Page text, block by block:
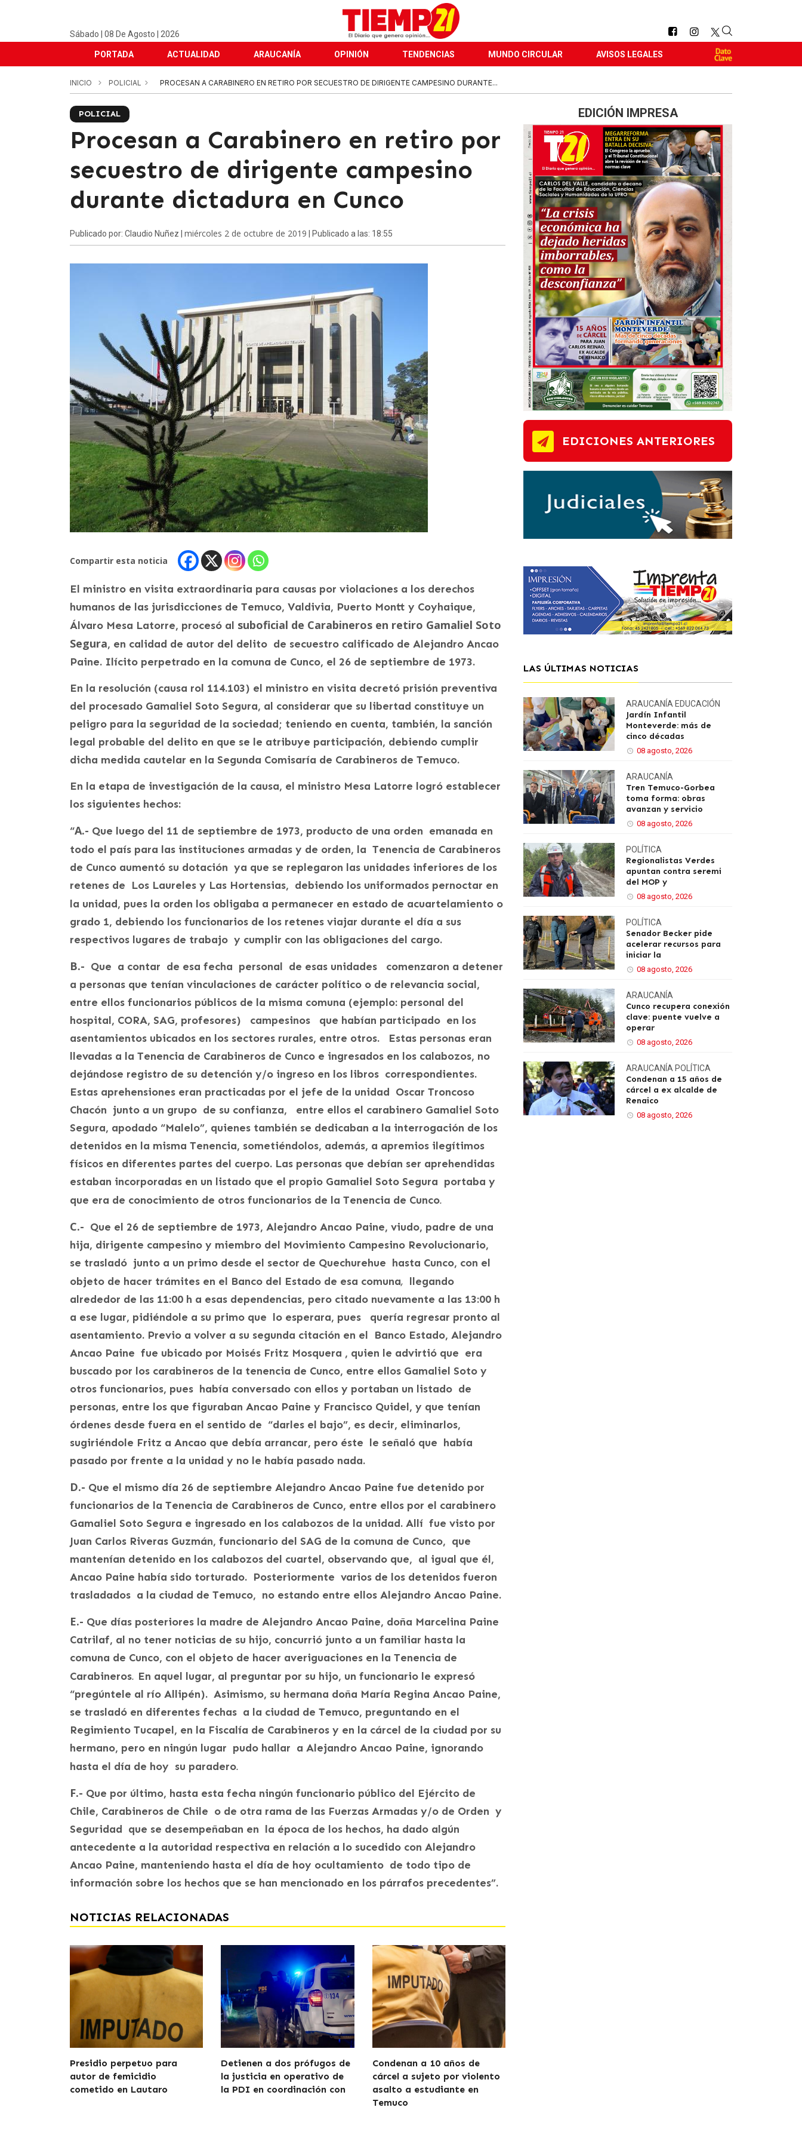
Sábado | 08 De Agosto | 2026
PORTADA ACTUALIDAD ARAUCANÍA OPINIÓN TENDENCIAS MUNDO CIRCULAR AVISOS LEGALES
INICIO POLICIAL PROCESAN A CARABINERO EN RETIRO POR SECUESTRO DE DIRIGENTE CAMPESINO DURANTE...
POLICIAL
Procesan a Carabinero en retiro por
secuestro de dirigente campesino
durante dictadura en Cunco
Publicado por: Claudio Nuñez | miércoles 2 de octubre de 2019 | Publicado a las: 18:55
Compartir esta noticia
El ministro en visita extraordinaria para causas por violaciones a los derechos
humanos de las jurisdicciones de Temuco, Valdivia, Puerto Montt y Coyhaique,
Álvaro Mesa Latorre, procesó al suboficial de Carabineros en retiro Gamaliel Soto
Segura, en calidad de autor del delito de secuestro calificado de Alejandro Ancao
Paine. Ilícito perpetrado en la comuna de Cunco, el 26 de septiembre de 1973.
En la resolución (causa rol 114.103) el ministro en visita decretó prisión preventiva
del procesado Gamaliel Soto Segura, al considerar que su libertad constituye un
peligro para la seguridad de la sociedad; teniendo en cuenta, también, la sanción
legal probable del delito en que se le atribuye participación, debiendo cumplir
dicha medida cautelar en la Segunda Comisaría de Carabineros de Temuco.
En la etapa de investigación de la causa, el ministro Mesa Latorre logró establecer
los siguientes hechos:
“A.- Que luego del 11 de septiembre de 1973, producto de una orden emanada en
todo el país para las instituciones armadas y de orden, la Tenencia de Carabineros
de Cunco aumentó su dotación ya que se replegaron las unidades inferiores de los
retenes de Los Laureles y Las Hortensias, debiendo los uniformados pernoctar en
la unidad, pues la orden los obligaba a permanecer en estado de acuartelamiento o
grado 1, debiendo los funcionarios de los retenes viajar durante el día a sus
respectivos lugares de trabajo y cumplir con las obligaciones del cargo.
B.- Que a contar de esa fecha personal de esas unidades comenzaron a detener
a personas que tenían vinculaciones de carácter político o de relevancia social,
entre ellos funcionarios públicos de la misma comuna (ejemplo: personal del
hospital, CORA, SAG, profesores) campesinos que habían participado en los
asentamientos ubicados en los sectores rurales, entre otros. Estas personas eran
llevadas a la Tenencia de Carabineros de Cunco e ingresados en los calabozos, no
dejándose registro de su detención y/o ingreso en los libros correspondientes.
Estas aprehensiones eran practicadas por el jefe de la unidad Oscar Troncoso
Chacón junto a un grupo de su confianza, entre ellos el carabinero Gamaliel Soto
Segura, apodado “Malelo”, quienes también se dedicaban a la interrogación de los
detenidos en la misma Tenencia, sometiéndolos, además, a apremios ilegítimos
físicos en diferentes partes del cuerpo. Las personas que debían ser aprehendidas
estaban incorporadas en un listado que el propio Gamaliel Soto Segura portaba y
que era de conocimiento de otros funcionarios de la Tenencia de Cunco.
C.- Que el 26 de septiembre de 1973, Alejandro Ancao Paine, viudo, padre de una
hija, dirigente campesino y miembro del Movimiento Campesino Revolucionario,
se trasladó junto a un primo desde el sector de Quechurehue hasta Cunco, con el
objeto de hacer trámites en el Banco del Estado de esa comuna, llegando
alrededor de las 11:00 h a esas dependencias, pero citado nuevamente a las 13:00 h
a ese lugar, pidiéndole a su primo que lo esperara, pues quería regresar pronto al
asentamiento. Previo a volver a su segunda citación en el Banco Estado, Alejandro
Ancao Paine fue ubicado por Moisés Fritz Mosquera , quien le advirtió que era
buscado por los carabineros de la tenencia de Cunco, entre ellos Gamaliel Soto y
otros funcionarios, pues había conversado con ellos y portaban un listado de
personas, entre los que figuraban Ancao Paine y Francisco Quidel, y que tenían
órdenes desde fuera en el sentido de “darles el bajo”, es decir, eliminarlos,
sugiriéndole Fritz a Ancao que debía arrancar, pero éste le señaló que había
pasado por frente a la unidad y no le había pasado nada.
D.- Que el mismo día 26 de septiembre Alejandro Ancao Paine fue detenido por
funcionarios de la Tenencia de Carabineros de Cunco, entre ellos por el carabinero
Gamaliel Soto Segura e ingresado en los calabozos de la unidad. Allí fue visto por
Juan Carlos Riveras Guzmán, funcionario del SAG de la comuna de Cunco, que
mantenían detenido en los calabozos del cuartel, observando que, al igual que él,
Ancao Paine había sido torturado. Posteriormente varios de los detenidos fueron
trasladados a la ciudad de Temuco, no estando entre ellos Alejandro Ancao Paine.
E.- Que días posteriores la madre de Alejandro Ancao Paine, doña Marcelina Paine
Catrilaf, al no tener noticias de su hijo, concurrió junto a un familiar hasta la
comuna de Cunco, con el objeto de hacer averiguaciones en la Tenencia de
Carabineros. En aquel lugar, al preguntar por su hijo, un funcionario le expresó
“pregúntele al río Allipén). Asimismo, su hermana doña María Regina Ancao Paine,
se trasladó en diferentes fechas a la ciudad de Temuco, preguntando en el
Regimiento Tucapel, en la Fiscalía de Carabineros y en la cárcel de la ciudad por su
hermano, pero en ningún lugar pudo hallar a Alejandro Ancao Paine, ignorando
hasta el día de hoy su paradero.
F.- Que por último, hasta esta fecha ningún funcionario público del Ejército de
Chile, Carabineros de Chile o de otra rama de las Fuerzas Armadas y/o de Orden y
Seguridad que se desempeñaban en la época de los hechos, ha dado algún
antecedente a la autoridad respectiva en relación a lo sucedido con Alejandro
Ancao Paine, manteniendo hasta el día de hoy ocultamiento de todo tipo de
información sobre los hechos que se han mencionado en los párrafos precedentes”.
NOTICIAS RELACIONADAS
Presidio perpetuo para
autor de femicidio
cometido en Lautaro
Detienen a dos prófugos de
la justicia en operativo de
la PDI en coordinación con
Condenan a 10 años de
cárcel a sujeto por violento
asalto a estudiante en
Temuco
EDICIÓN IMPRESA
EDICIONES ANTERIORES
LAS ÚLTIMAS NOTICIAS
ARAUCANÍA EDUCACIÓN
Jardín Infantil
Monteverde: más de
cinco décadas
08 agosto, 2026
ARAUCANÍA
Tren Temuco-Gorbea
toma forma: obras
avanzan y servicio
08 agosto, 2026
POLÍTICA
Regionalistas Verdes
apuntan contra seremi
del MOP y
08 agosto, 2026
POLÍTICA
Senador Becker pide
acelerar recursos para
iniciar la
08 agosto, 2026
ARAUCANÍA
Cunco recupera conexión
clave: puente vuelve a
operar
08 agosto, 2026
ARAUCANÍA POLÍTICA
Condenan a 15 años de
cárcel a ex alcalde de
Renaico
08 agosto, 2026